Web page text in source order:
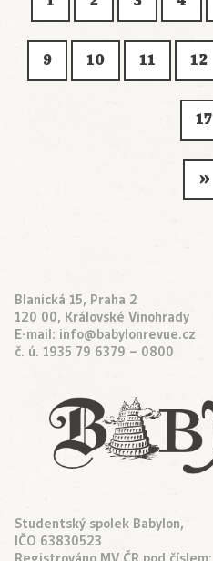
9 10 11 12
17
»
Blanická 15, Praha 2
120 00, Královské Vinohrady
E-mail: info@babylonrevue.cz
č. ú. 1935 79 6379 – 0800
Studentský spolek Babylon,
IČO 63830523